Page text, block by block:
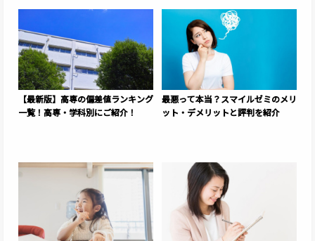
【最新版】高専の偏差値ランキング
一覧！高専・学科別にご紹介！
最悪って本当？スマイルゼミのメリ
ット・デメリットと評判を紹介